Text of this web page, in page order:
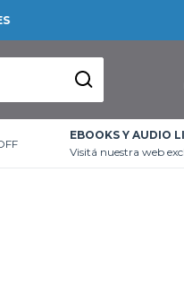
EBOOKS Y AUDIO
Visitá nuestra web